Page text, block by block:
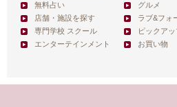
無料占い
店舗・施設を探す
専門学校 スクール
エンターテインメント
グルメ
ラブ&フォ
ピックアッ
お買い物